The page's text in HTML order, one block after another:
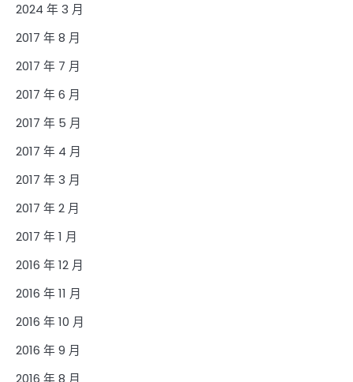
2024 年 3 月
2017 年 8 月
2017 年 7 月
2017 年 6 月
2017 年 5 月
2017 年 4 月
2017 年 3 月
2017 年 2 月
2017 年 1 月
2016 年 12 月
2016 年 11 月
2016 年 10 月
2016 年 9 月
2016 年 8 月